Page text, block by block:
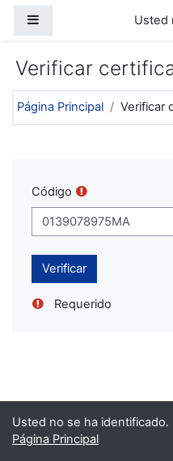
Usted
Verificar
Página Principal Verificar
Código
Requerido
Usted no se ha identificado.
Página Principal